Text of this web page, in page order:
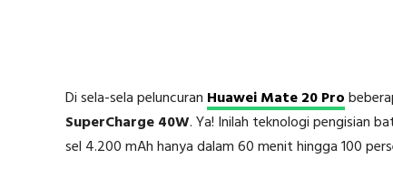
Di sela-sela peluncuran Huawei Mate 20 Pro
SuperCharge 40W. Ya! Inilah teknologi pengisian
sel 4.200 mAh hanya dalam 60 menit hingga 100